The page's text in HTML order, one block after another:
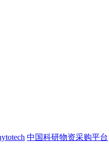
中国科研物资采购平台